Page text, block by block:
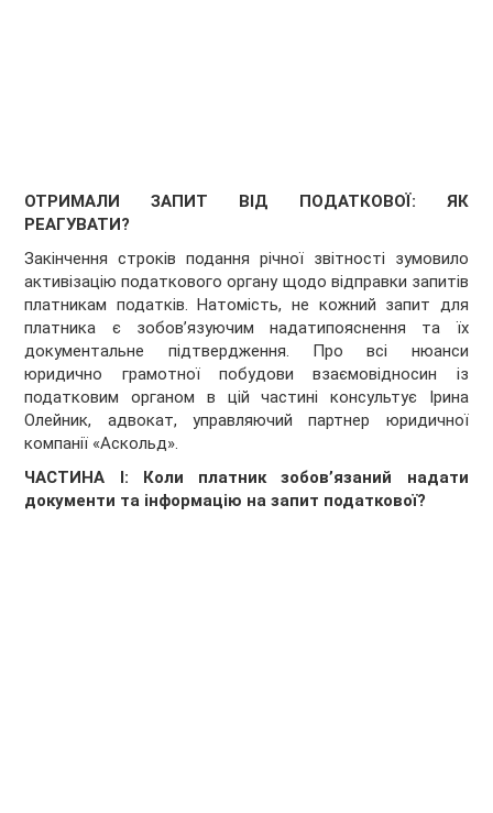
ОТРИМАЛИ ЗАПИТ ВІД ПОДАТКОВОЇ: ЯК
РЕАГУВАТИ?
Закінчення строків подання річної звітності зумовило
активізацію податкового органу щодо відправки запитів
платникам податків. Натомість, не кожний запит для
платника є зобов’язуючим надатипояснення та їх
документальне підтвердження. Про всі нюанси
юридично грамотної побудови взаємовідносин із
податковим органом в цій частині консультує Ірина
Олейник, адвокат, управляючий партнер юридичної
компанії «Аскольд».
ЧАСТИНА І: Коли платник зобов’язаний надати
документи та інформацію на запит податкової?